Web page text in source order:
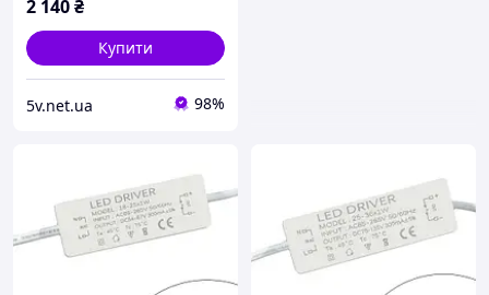
2 140₴
Купити
5v.net.ua 98%